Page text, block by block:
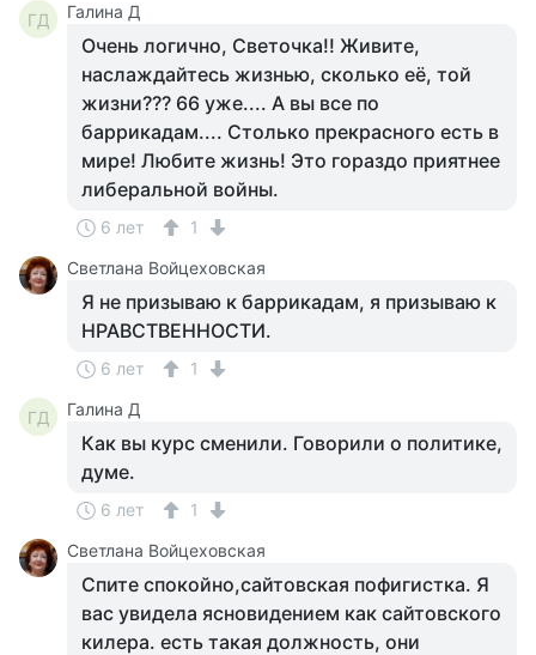
ГД Галина Д
Очень логично, Светочка!! Живите,
наслаждайтесь жизнью, сколько её, той
жизни??? 66 уже.... А вы все по
баррикадам.... Столько прекрасного есть в
мире! Любите жизнь! Это гораздо приятнее
либеральной войны.
6 лет
1
Светлана Войцеховская
Я не призываю к баррикадам, я призываю к
НРАВСТВЕННОСТИ.
6 лет 1
ГД Галина Д
Как вы курс сменили. Говорили о политике,
думе.
6 лет
1
Светлана Войцеховская
Спите спокойно,сайтовская пофигистка. Я
вас увидела ясновидением как сайтовского
килера. есть такая должность, они